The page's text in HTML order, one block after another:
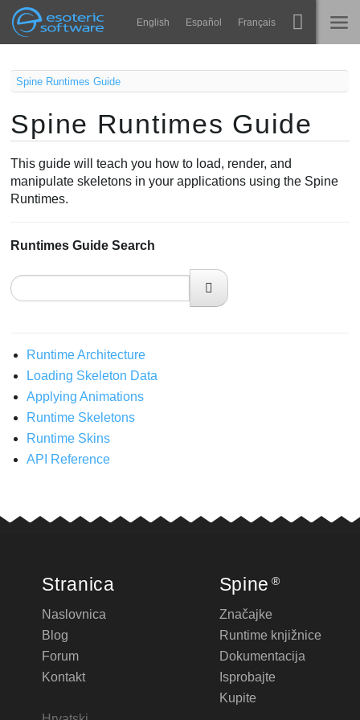
Esoteric Software
Navigation English Español Français
NASLOVNICA
BLOG
FORUM
Spine
Ogledna galerija
Runtime knjižnice
Main Content
Spine Runtimes Guide
Spine Runtimes Guide
This guide will teach you how to load, render, and
manipulate skeletons in your applications using the Spine
Runtimes.
Runtimes Guide Search
Runtime Architecture
Loading Skeleton Data
Applying Animations
Runtime Skeletons
Runtime Skins
API Reference
Stranica
Naslovnica
Blog
Forum
Kontakt
Spine ®
Značajke
Runtime knjižnice
Dokumentacija
Isprobajte
Kupite